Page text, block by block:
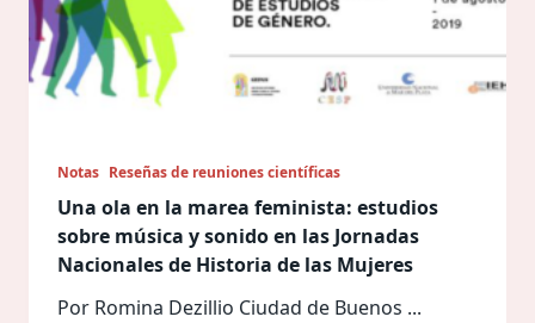
Notas Reseñas de reuniones científicas
Una ola en la marea feminista: estudios
sobre música y sonido en las Jornadas
Nacionales de Historia de las Mujeres
Por Romina Dezillio Ciudad de Buenos ...